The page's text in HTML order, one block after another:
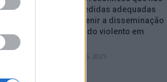
tomou medidas adequadas
para prevenir a disseminação
de conteúdo violento em
setembro 15, 2025